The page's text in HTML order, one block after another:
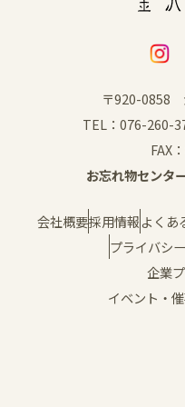
アクセス・パーキング
施設からのお知らせ
スタッフ募集
〒920-0858
TEL：076-260-
FAX
お忘れ物センタ
会社概要採用情報よくあ
プライバシ
企業
イベント・